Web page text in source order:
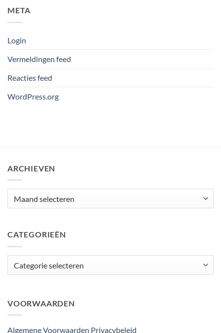
META
Login
Vermeldingen feed
Reacties feed
WordPress.org
ARCHIEVEN
CATEGORIEËN
VOORWAARDEN
Algemene Voorwaarden Privacybeleid